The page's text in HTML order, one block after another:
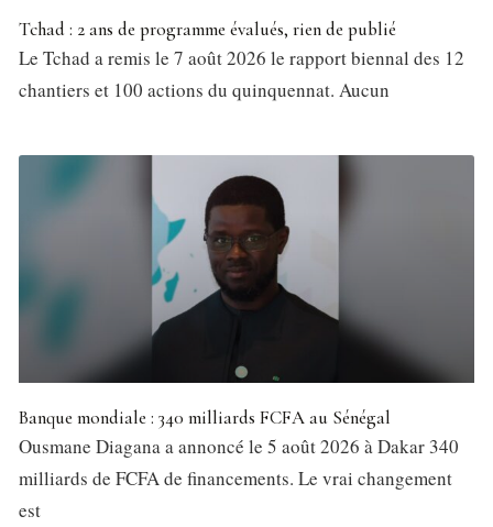
Tchad : 2 ans de programme évalués, rien de publié
Le Tchad a remis le 7 août 2026 le rapport biennal des 12
chantiers et 100 actions du quinquennat. Aucun
Banque mondiale : 340 milliards FCFA au Sénégal
Ousmane Diagana a annoncé le 5 août 2026 à Dakar 340
milliards de FCFA de financements. Le vrai changement
est